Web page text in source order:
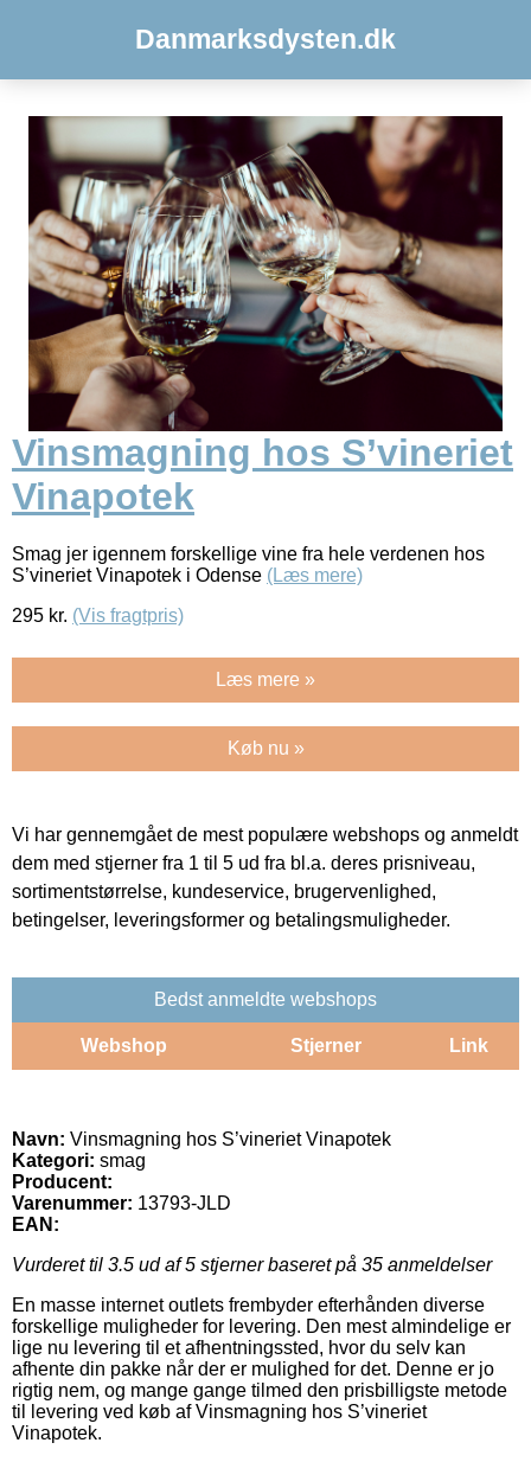
Danmarksdysten.dk
Vinsmagning hos S’vineriet
Vinapotek
Smag jer igennem forskellige vine fra hele verdenen hos
S’vineriet Vinapotek i Odense (Læs mere)
295 kr. (Vis fragtpris)
Læs mere »
Køb nu »
Vi har gennemgået de mest populære webshops og anmeldt
dem med stjerner fra 1 til 5 ud fra bl.a. deres prisniveau,
sortimentstørrelse, kundeservice, brugervenlighed,
betingelser, leveringsformer og betalingsmuligheder.
Bedst anmeldte webshops
Webshop Stjerner Link
Navn: Vinsmagning hos S’vineriet Vinapotek
Kategori: smag
Producent:
Varenummer: 13793-JLD
EAN:
Vurderet til 3.5 ud af 5 stjerner baseret på 35 anmeldelser
En masse internet outlets frembyder efterhånden diverse
forskellige muligheder for levering. Den mest almindelige er
lige nu levering til et afhentningssted, hvor du selv kan
afhente din pakke når der er mulighed for det. Denne er jo
rigtig nem, og mange gange tilmed den prisbilligste metode
til levering ved køb af Vinsmagning hos S’vineriet
Vinapotek.